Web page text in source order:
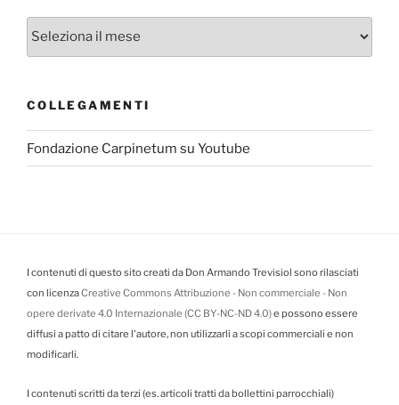
Archivi
COLLEGAMENTI
Fondazione Carpinetum su Youtube
I contenuti di questo sito creati da Don Armando Trevisiol sono rilasciati
con licenzaCreative Commons Attribuzione - Non commerciale - Non
opere derivate 4.0 Internazionale (CC BY-NC-ND 4.0)e possono essere
diffusi a patto di citare l'autore, non utilizzarli a scopi commerciali e non
modificarli.
I contenuti scritti da terzi (es. articoli tratti da bollettini parrocchiali)